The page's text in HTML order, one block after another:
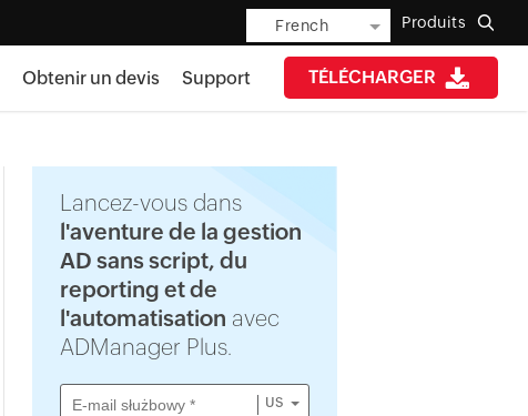
French Produits
TÉLÉCHARGER
Obtenir un devis Support
Lancez-vous dans
l'aventure de la gestion
AD sans script, du
reporting et de
l'automatisation avec
ADManager Plus.
US